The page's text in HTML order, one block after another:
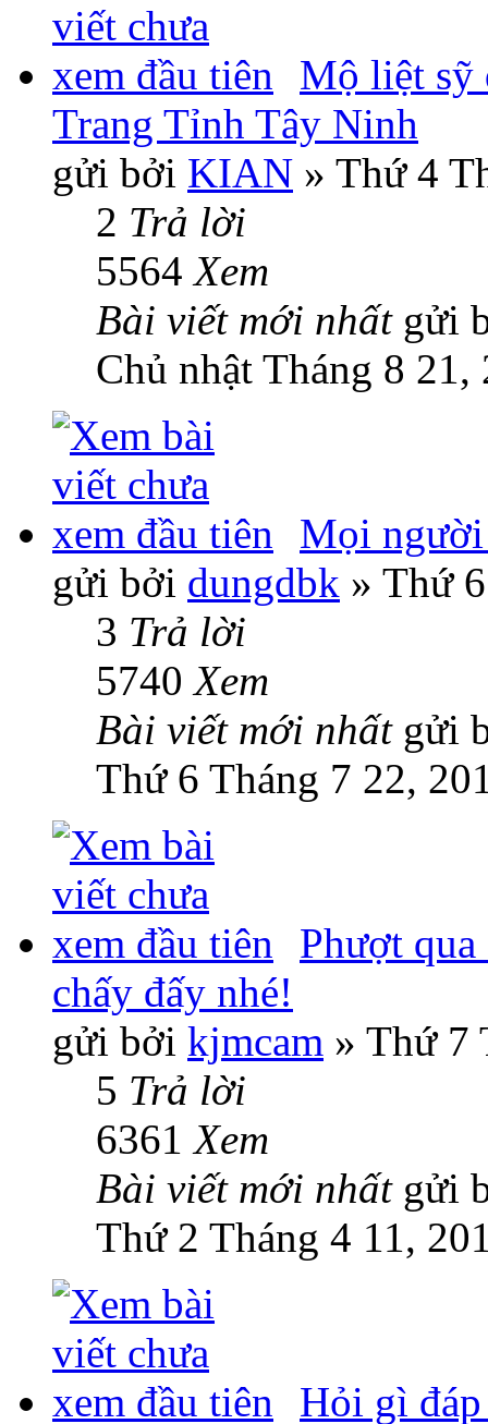
Mộ liệt sỹ
Trang Tỉnh Tây Ninh
gửi bởi KIAN » Thứ 4
2 Trả lời
5564Xem
Bài viết mới nhất gửi
Chủ nhật Tháng 8 21,
Mọi
gửi bởi dungdbk » Thứ
3 Trả lời
5740Xem
Bài viết mới nhất gửi
Thứ 6 Tháng 7 22,
Phượt
chấy đấy nhé!
gửi bởi kjmcam » Thứ 7
5 Trả lời
6361Xem
Bài viết mới nhất gửi
Thứ 2 Tháng 4 11,
Hỏi gì